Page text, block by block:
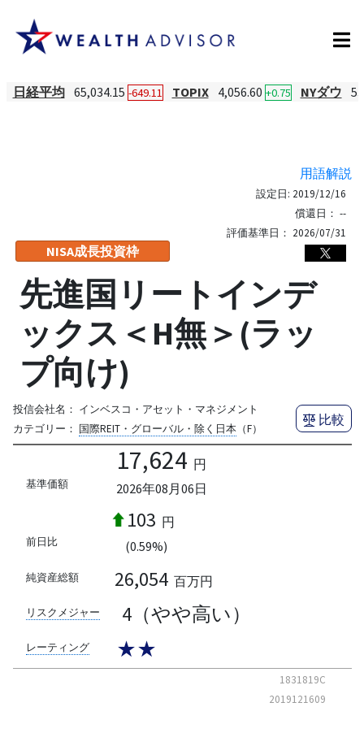
日経平均 65,034.15 -649.11 TOPIX 4,056.60 +0.75 NYダウ
用語解説
NISA成長投資枠
設定日: 2019/12/16
償還日： --
評価基準日： 2026/07/31
先進国リートインデ
ックス＜H無＞(ラッ
プ向け)
投信会社名： インベスコ・アセット・マネジメント
カテゴリー： 国際REIT・グローバル・除く日本（F）
比較
基準価額
17,624 円
2026年08月06日
前日比
103 円
(0.59%)
純資産総額 26,054 百万円
リスクメジャー 4（やや高い）
レーティング ★★
1831819C
2019121609